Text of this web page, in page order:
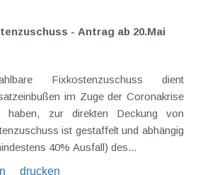
- Antrag ab 20.Mai
Fixkostenzuschuss dient
im Zuge der Coronakrise
haben, zur direkten Deckung von
40% Ausfall) des...
drucken